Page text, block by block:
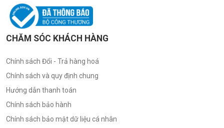
CHĂM SÓC KHÁCH HÀNG
Chính sách Đổi - Trả hàng hoá
Chính sách và quy định chung
Hướng dẫn thanh toán
Chính sách bảo hành
Chính sách bảo mật dữ liệu cá nhân